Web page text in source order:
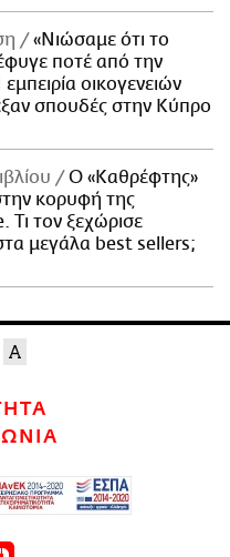
«Νιώσαμε ότι το
ποτέ από την
οικογενειών
σπουδές στην Κύπρο
Ο «Καθρέφτης»
κορυφή της
Τι τον ξεχώρισε
μεγάλα best sellers;